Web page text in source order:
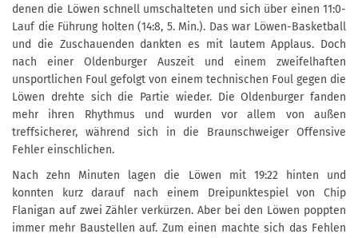
denen die Löwen schnell umschalteten und sich über einen 11:0-
Lauf die Führung holten (14:8, 5. Min.). Das war Löwen-Basketball
und die Zuschauenden dankten es mit lautem Applaus. Doch
nach einer Oldenburger Auszeit und einem zweifelhaften
unsportlichen Foul gefolgt von einem technischen Foul gegen die
Löwen drehte sich die Partie wieder. Die Oldenburger fanden
mehr ihren Rhythmus und wurden vor allem von außen
treffsicherer, während sich in die Braunschweiger Offensive
Fehler einschlichen.
Nach zehn Minuten lagen die Löwen mit 19:22 hinten und
konnten kurz darauf nach einem Dreipunktespiel von Chip
Flanigan auf zwei Zähler verkürzen. Aber bei den Löwen poppten
immer mehr Baustellen auf. Zum einen machte sich das Fehlen